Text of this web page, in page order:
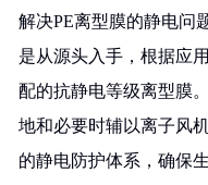
解决PE离型膜的静电问
是从源头入手，根据应
配的抗静电等级离型膜
地和必要时辅以离子风
的静电防护体系，确保